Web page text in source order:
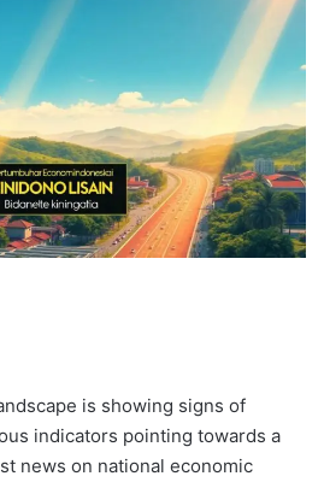
is showing signs of
indicators pointing towards a
news on national economic